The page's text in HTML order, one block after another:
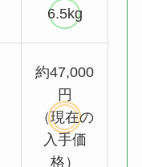
6.5kg
約47,000
円
（現在の
入手価
格）